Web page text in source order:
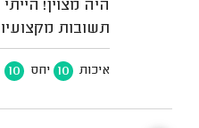
היה מצוין!
תשובות
איכות 10 יחס 10